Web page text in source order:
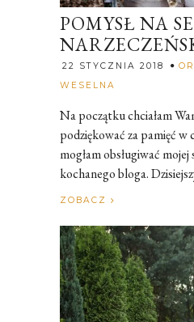
POMYSŁ NA
22 STYCZNIA 2018
WESELNA
Na początku chciałam
podziękować za pamięć w
mogłam obsługiwać
kochanego bloga.
ZOBACZ